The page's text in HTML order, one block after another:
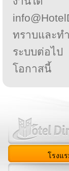
ทราบและ
ระบบต่อไ
โอกาสนี้
โรงแ